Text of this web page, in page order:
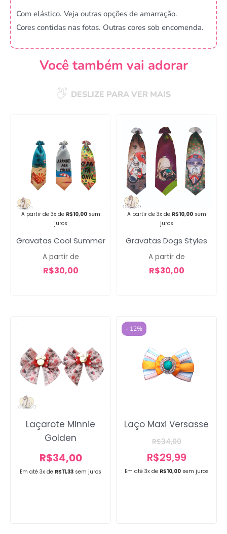
Com elástico. Veja outras opções de amarração.
Cores contidas nas fotos. Outras cores sob encomenda.
Você também vai adorar
DESLIZE PARA VER MAIS
A partir de 3x de R$10,00 sem
juros
Gravatas Cool Summer
A partir de
R$30,00
A partir de 3x de R$10,00 sem
juros
Gravatas Dogs Styles
A partir de
R$30,00
Em até 3x de R$11,33 sem juros
Laçarote Minnie
Golden
R$34,00
- 12%
Em até 3x de R$10,00 sem juros
Laço Maxi Versasse
R$34,00
R$29,99
Campanha lançada com
sucesso!